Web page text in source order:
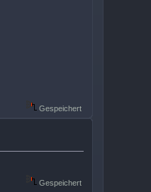
Gespeichert
Gespeichert